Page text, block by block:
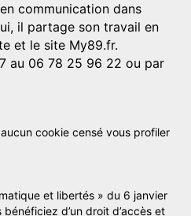
communication dans
il partage son travail en
et le site My89.fr.
au 06 78 25 96 22 ou par
cookie censé vous profiler
et libertés » du 6 janvier
d’un droit d’accès et